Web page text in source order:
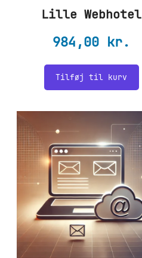
Lille Webhotel
984,00 kr.
Tilføj til kurv